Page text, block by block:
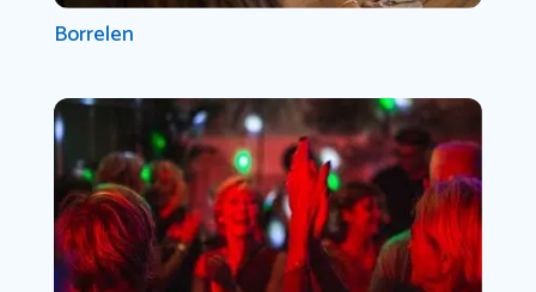
Borrelen